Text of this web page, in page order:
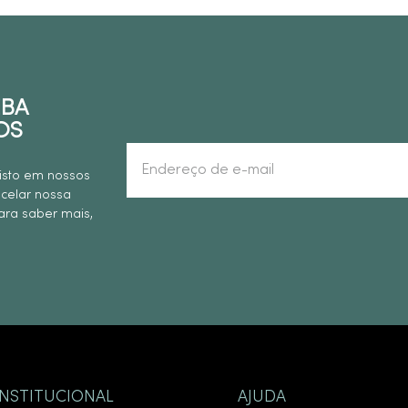
em nossos
nossa
saber mais,
AJUDA